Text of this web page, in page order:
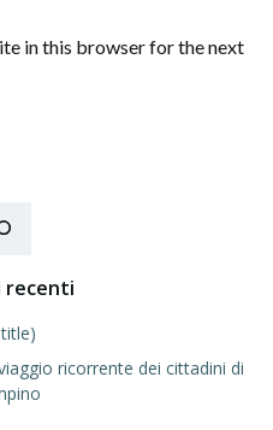
in this browser for the next
recenti
ricorrente dei cittadini di